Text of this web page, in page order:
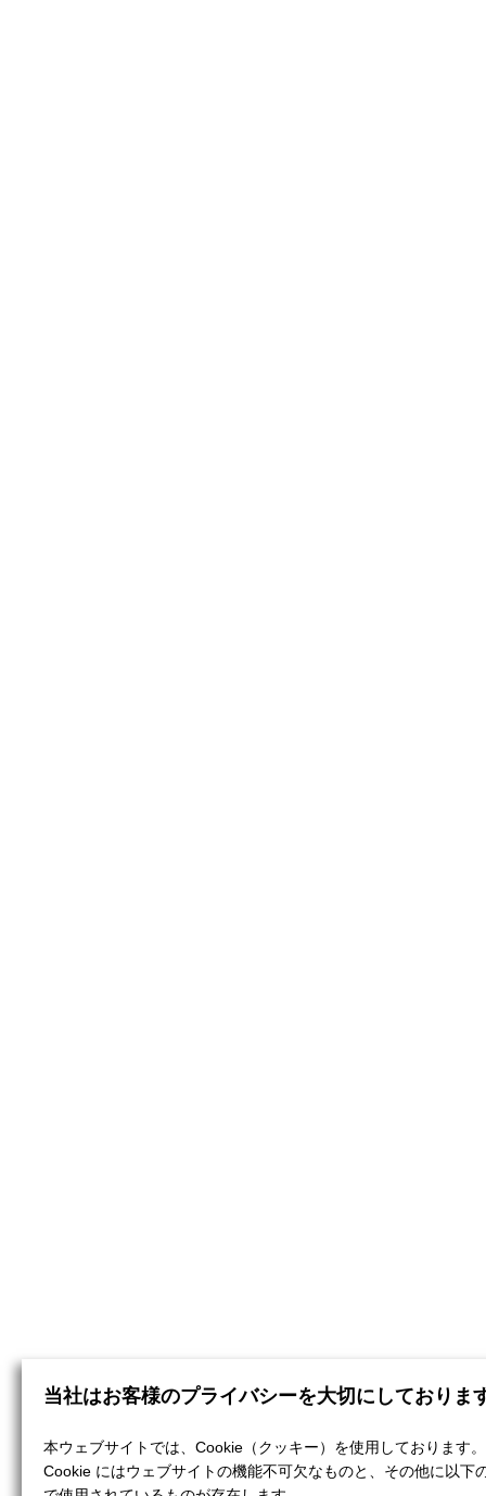
当社はお客様のプライバシーを大切にしておりま
本ウェブサイトでは、Cookie（クッキー）を使用しております。
Cookie にはウェブサイトの機能不可欠なものと、その他に以下